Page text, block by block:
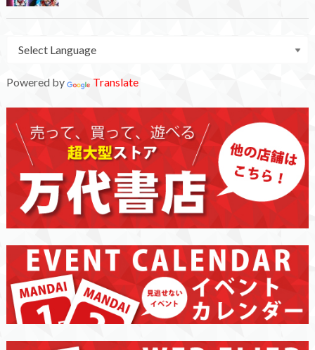
Powered by Translate